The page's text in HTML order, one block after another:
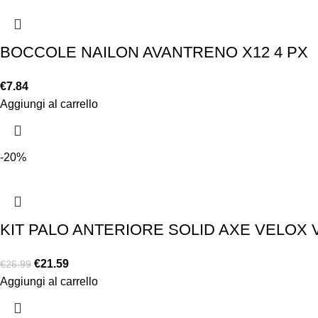
BOCCOLE NAILON AVANTRENO X12 4 PX
€7.84
Aggiungi al carrello
-20%
KIT PALO ANTERIORE SOLID AXE VELOX
€26.99 €21.59
Aggiungi al carrello